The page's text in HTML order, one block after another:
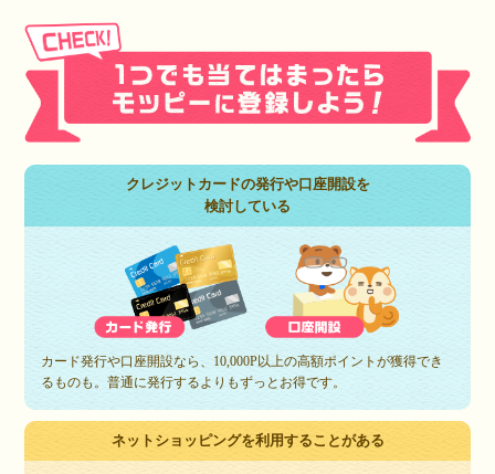
クレジットカードの発行や口座開設を
検討している
カード発行や口座開設なら、10,000P以上の高額ポイントが獲得でき
るものも。普通に発行するよりもずっとお得です。
ネットショッピングを利用することがある